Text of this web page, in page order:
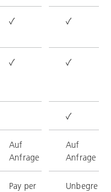
✓ ✓
✓ ✓
✓
Auf
Anfrage
Auf
Anfrage
Pay per
Unbegrenzt